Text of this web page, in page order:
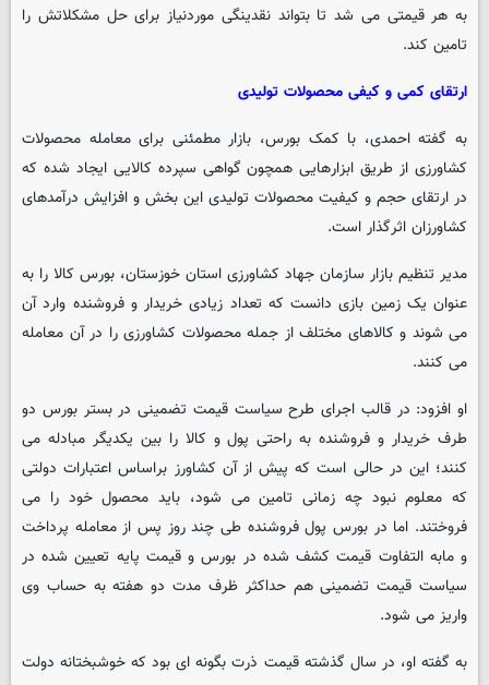
به هر قیمتی می شد تا بتواند نقدینگی موردنیاز برای حل مشکلاتش را
تامین کند.
ارتقای کمی و کیفی محصولات تولیدی
به گفته احمدی، با کمک بورس، بازار مطمئنی برای معامله محصولات
کشاورزی از طریق ابزارهایی همچون گواهی سپرده کالایی ایجاد شده که
در ارتقای حجم و کیفیت محصولات تولیدی این بخش و افزایش درآمدهای
کشاورزان اثرگذار است.
مدیر تنظیم بازار سازمان جهاد کشاورزی استان خوزستان، بورس کالا را به
عنوان یک زمین بازی دانست که تعداد زیادی خریدار و فروشنده وارد آن
می شوند و کالاهای مختلف از جمله محصولات کشاورزی را در آن معامله
می کنند.
او افزود: در قالب اجرای طرح سیاست قیمت تضمینی در بستر بورس دو
طرف خریدار و فروشنده به راحتی پول و کالا را بین یکدیگر مبادله می
کنند؛ این در حالی است که پیش از آن کشاورز براساس اعتبارات دولتی
که معلوم نبود چه زمانی تامین می شود، باید محصول خود را می
فروختند. اما در بورس پول فروشنده طی چند روز پس از معامله پرداخت
و مابه التفاوت قیمت کشف شده در بورس و قیمت پایه تعیین شده در
سیاست قیمت تضمینی هم حداکثر ظرف مدت دو هفته به حساب وی
واریز می شود.
به گفته او، در سال گذشته قیمت ذرت بگونه ای بود که خوشبختانه دولت